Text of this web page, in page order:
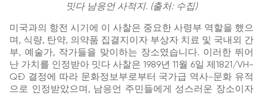
밋다 남응언 사적지. (출처: 수집)
미국과의 항전 시기에 이 사찰은 중요한 사령부 역할을 했으
며, 식량, 탄약, 의약품 집결지이자 부상자 치료 및 국내외 간
부, 예술가, 작가들을 맞이하는 장소였습니다. 이러한 뛰어
난 가치를 인정받아 밋다 사찰은 1989년 11월 6일 제1821/VH-
QĐ 결정에 따라 문화정보부로부터 국가급 역사-문화 유적
으로 인정받았으며, 남응언 주민들에게 성스러운 장소이자